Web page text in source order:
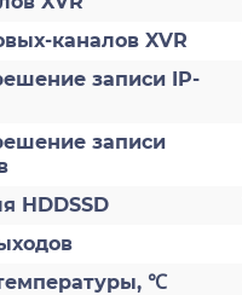
каналов XVR
записи IP-
записи
HDDSSD
℃